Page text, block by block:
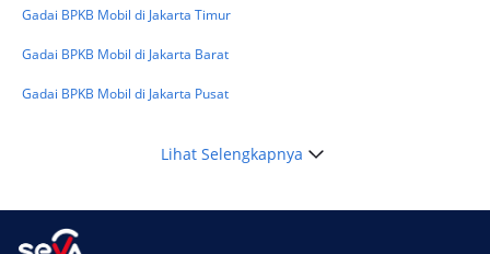
Gadai BPKB Mobil di Jakarta Timur
Gadai BPKB Mobil di Jakarta Barat
Gadai BPKB Mobil di Jakarta Pusat
Lihat Selengkapnya